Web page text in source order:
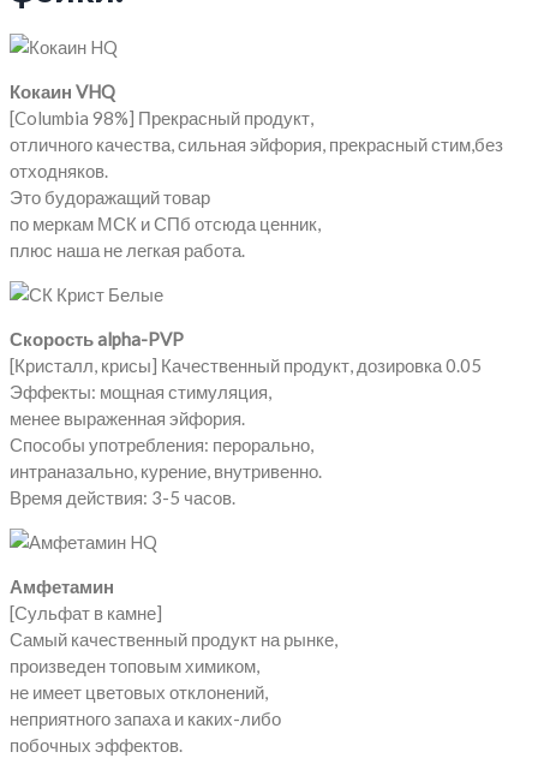
Кокаин VHQ
[Columbia 98%] Прекрасный продукт,
отличного качества, сильная эйфория, прекрасный стим,без
отходняков.
Это будоражащий товар
по меркам МСК и СПб отсюда ценник,
плюс наша не легкая работа.
Скорость alpha-PVP
[Кристалл, крисы] Качественный продукт, дозировка 0.05
Эффекты: мощная стимуляция,
менее выраженная эйфория.
Способы употребления: перорально,
интраназально, курение, внутривенно.
Время действия: 3-5 часов.
Амфетамин
[Сульфат в камне]
Самый качественный продукт на рынке,
произведен топовым химиком,
не имеет цветовых отклонений,
неприятного запаха и каких-либо
побочных эффектов.